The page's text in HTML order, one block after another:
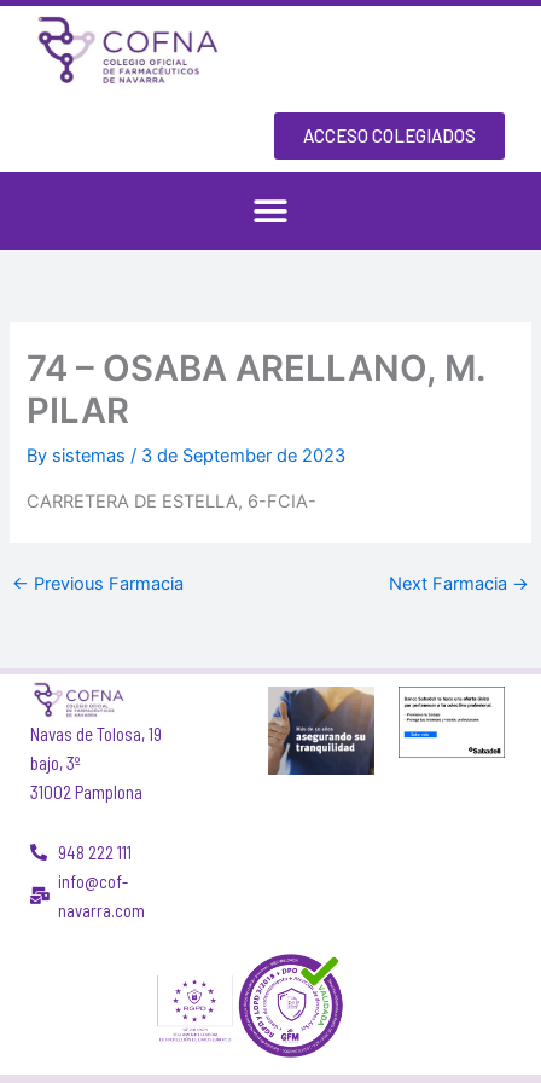
Skip
content
ACCESO COLEGIADOS
74 – OSABA ARELLANO, M.
PILAR
By sistemas/ 3 de September de 2023
CARRETERA DE ESTELLA, 6-FCIA-
← Previous Farmacia Next Farmacia →
Navas de Tolosa, 19
bajo, 3º
31002 Pamplona
948 222 111
info@cof-
navarra.com